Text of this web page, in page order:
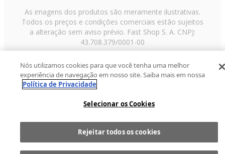
As imagens dos produtos são meramente ilustrativas.
Todos os preços e condições comerciais estão sujeitos
a alteração sem aviso prévio. Fast Shop S. A. CNPJ:
43.708.379/0001-00
Paulo/SP, CEP 02029-001, Telefone: 11 3003-3728 ©
2013 Fast Shop - Todos os direitos reservadosRF
Nós utilizamos cookies para que você tenha uma melhor
experiência de navegação em nosso site. Saiba mais em nossa
Política de Privacidade
Selecionar os Cookies
Rejeitar todos os cookies